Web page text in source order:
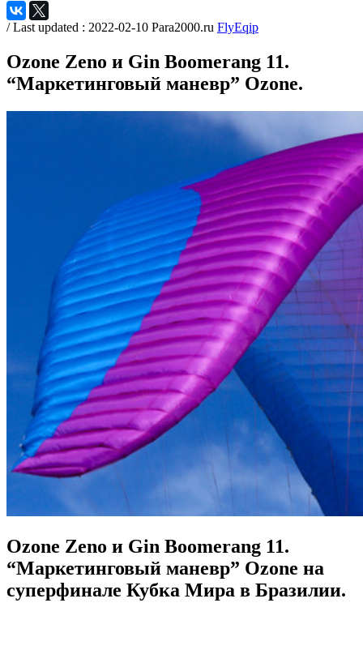
/ Last updated : 2022-02-10 Para2000.ru FlyEqip
Ozone Zeno и Gin Boomerang 11.
“Маркетинговый маневр” Ozone.
Ozone Zeno и Gin Boomerang 11.
“Маркетинговый маневр” Ozone на
суперфинале Кубка Мира в Бразилии.